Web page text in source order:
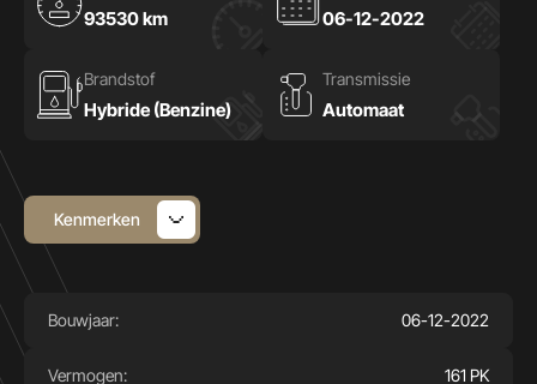
93530 km 06-12-2022
Brandstof
Hybride (Benzine)
Transmissie
Automaat
Kenmerken
Bouwjaar: 06-12-2022
Vermogen: 161 PK